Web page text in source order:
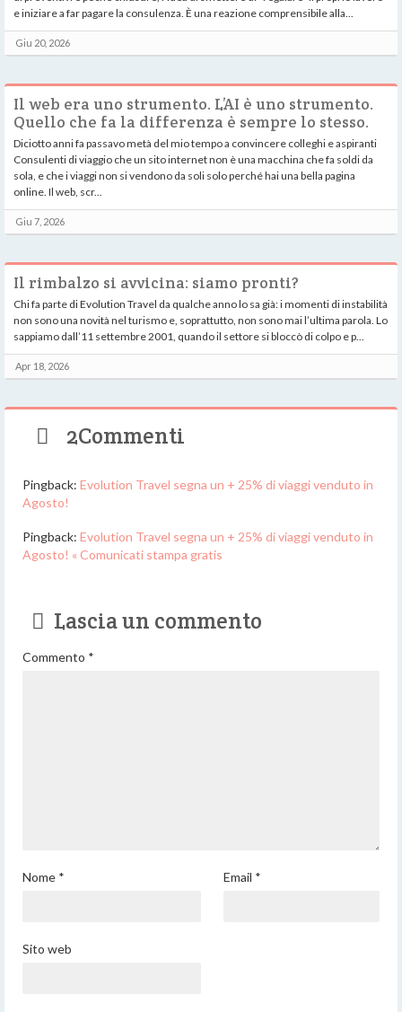
e iniziare a far pagare la consulenza. È una reazione comprensibile alla...
Giu 20, 2026
Il web era uno strumento. L’AI è uno strumento.
Quello che fa la differenza è sempre lo stesso.
Diciotto anni fa passavo metà del mio tempo a convincere colleghi e aspiranti
Consulenti di viaggio che un sito internet non è una macchina che fa soldi da
sola, e che i viaggi non si vendono da soli solo perché hai una bella pagina
online. Il web, scr...
Giu 7, 2026
Il rimbalzo si avvicina: siamo pronti?
Chi fa parte di Evolution Travel da qualche anno lo sa già: i momenti di instabilità
non sono una novità nel turismo e, soprattutto, non sono mai l’ultima parola. Lo
sappiamo dall’11 settembre 2001, quando il settore si bloccò di colpo e p...
Apr 18, 2026
2Commenti
Pingback: Evolution Travel segna un + 25% di viaggi venduto in
Agosto!
Pingback: Evolution Travel segna un + 25% di viaggi venduto in
Agosto! « Comunicati stampa gratis
Lascia un commento
Commento *
Nome * Email *
Sito web